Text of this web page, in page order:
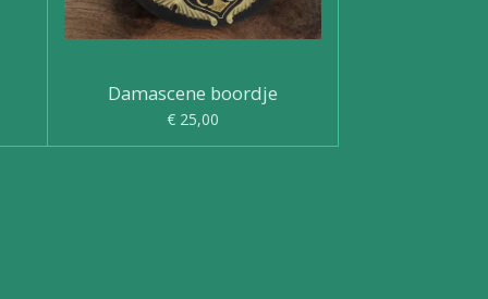
Damascene boordje
€ 25,00